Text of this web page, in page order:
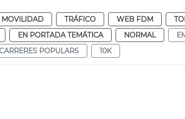
MOVILIDAD TRÁFICO WEB FDM
EN PORTADA TEMÁTICA NORMAL
POPULARS 10K